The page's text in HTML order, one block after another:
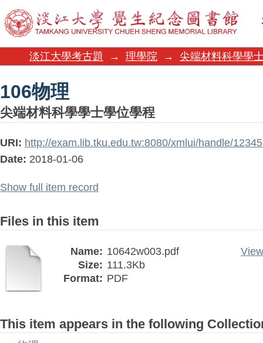
106物理
淡江大學考古題 → 理學院 → 尖端材料科學學
106物理
尖端材料科學學士學位學程
URI: http://exam.lib.tku.edu.tw:8080/xmlui/handle/
Date: 2018-01-06
Show full item record
Files in this item
Name: 10642w003.pdf
Size: 111.3Kb
Format: PDF
This item appears in the following